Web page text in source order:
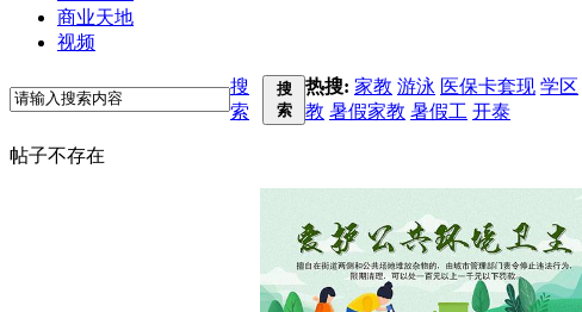
商业天地
视频
搜
索
搜
索
热搜: 家教 游泳 医保卡套现 学区
教 暑假家教 暑假工 开泰
帖子不存在